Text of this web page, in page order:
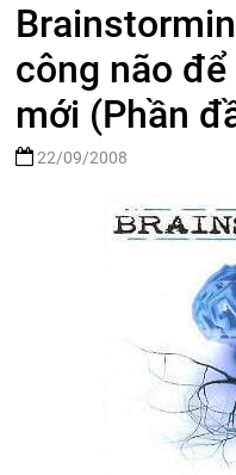
công não
mới (Phần
22/09/2008